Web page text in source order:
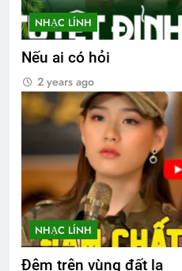
NHẠC LÍNH
Nếu ai có hỏi
2 years ago
NHẠC LÍNH
Đêm trên vùng đất lạ